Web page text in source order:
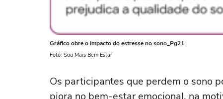
Gráfico obre o Impacto do estresse no sono_Pg21
Foto: Sou Mais Bem Estar
Os participantes que perdem o sono
piora no bem-estar emocional, na